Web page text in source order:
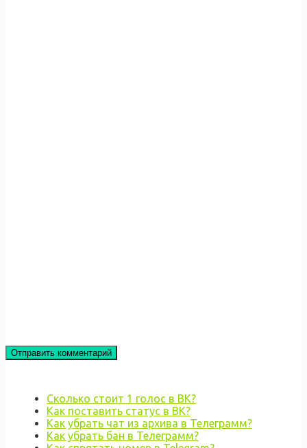
Сколько стоит 1 голос в ВК?
Как поставить статус в ВК?
Как убрать чат из архива в Телеграмм?
Как убрать бан в Телеграмм?